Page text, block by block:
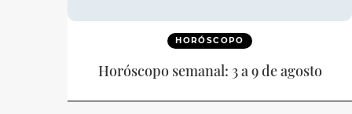
HORÓSCOPO
Horóscopo semanal: 3 a 9 de agosto